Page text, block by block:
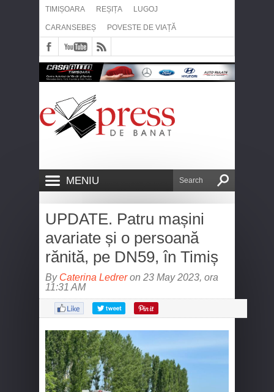
TIMIȘOARA REȘIȚA LUGOJ
CARANSEBEȘ POVESTE DE VIAȚĂ
MENIU
UPDATE. Patru mașini
avariate și o persoană
rănită, pe DN59, în Timiș
By Caterina Ledreron 23 May 2023, ora
11:31 AM